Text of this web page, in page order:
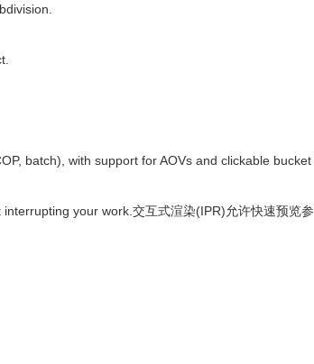
batch), with support for AOVs and clickable bucket
your work.交互式渲染(IPR)允许快速预览参